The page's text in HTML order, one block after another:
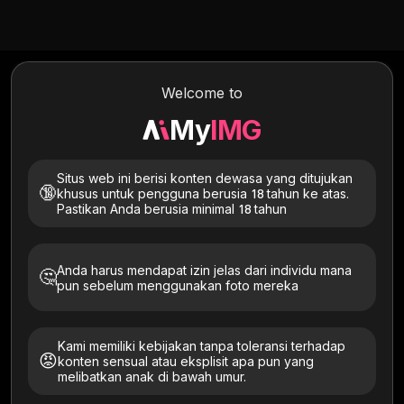
Welcome to
MyIMG
🔞
Situs web ini berisi konten dewasa yang ditujukan
khusus untuk pengguna berusia 18 tahun ke atas.
Pastikan Anda berusia minimal 18 tahun
🤔Anda harus mendapat izin jelas dari individu mana
pun sebelum menggunakan foto mereka
😡
Kami memiliki kebijakan tanpa toleransi terhadap
konten sensual atau eksplisit apa pun yang
melibatkan anak di bawah umur.
Semua Kulit Cerah Asia kecokelatan Artistik